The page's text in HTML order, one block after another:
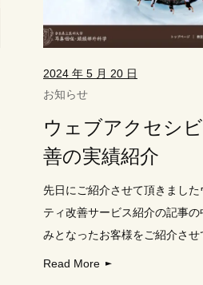
2024 年 5 月 20 日
お知らせ
ウェブアクセシ
善の実績紹介
先日にご紹介させて頂きました
ティ改善サービス紹介の記事
みとなったお客様をご紹介さ
Read More